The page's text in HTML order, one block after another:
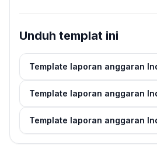
Unduh templat ini
Template laporan anggaran
Template laporan anggaran
Template laporan anggaran